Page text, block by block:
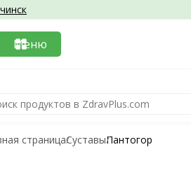
Меню
страницаСуставыПантогор